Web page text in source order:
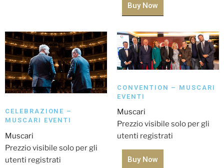
Buy Now
CELEBRAZIONE –
MUSCARI EVENTI
Muscari
Prezzio visibile solo per gli
utenti registrati
CONVENTION – MUSCARI
EVENTI
Muscari
Prezzio visibile solo per gli
utenti registrati
Buy Now